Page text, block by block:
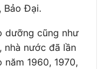
Bảo Đại.
dưỡng cũng như
nước đã lần
1960, 1970,